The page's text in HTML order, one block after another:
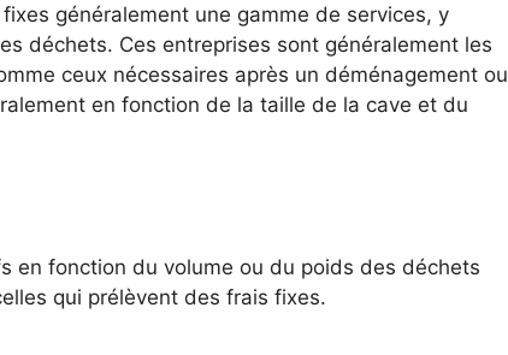
généralement une gamme de services, y
déchets. Ces entreprises sont généralement les
ceux nécessaires après un déménagement ou
en fonction de la taille de la cave et du
en fonction du volume ou du poids des déchets
qui prélèvent des frais fixes.